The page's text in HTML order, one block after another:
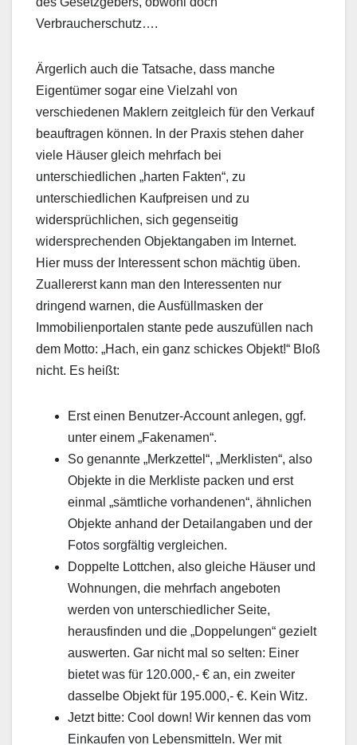
Verbraucherschutz….
Ärgerlich auch die Tatsache, dass manche
Eigentümer sogar eine Vielzahl von
verschiedenen Maklern zeitgleich für den Verkauf
beauftragen können. In der Praxis stehen daher
viele Häuser gleich mehrfach bei
unterschiedlichen „harten Fakten“, zu
unterschiedlichen Kaufpreisen und zu
widersprüchlichen, sich gegenseitig
widersprechenden Objektangaben im Internet.
Hier muss der Interessent schon mächtig üben.
Zuallererst kann man den Interessenten nur
dringend warnen, die Ausfüllmasken der
Immobilienportalen stante pede auszufüllen nach
dem Motto: „Hach, ein ganz schickes Objekt!“ Bloß
nicht. Es heißt:
Erst einen Benutzer-Account anlegen, ggf.
unter einem „Fakenamen“.
So genannte „Merkzettel“, „Merklisten“, also
Objekte in die Merkliste packen und erst
einmal „sämtliche vorhandenen“, ähnlichen
Objekte anhand der Detailangaben und der
Fotos sorgfältig vergleichen.
Doppelte Lottchen, also gleiche Häuser und
Wohnungen, die mehrfach angeboten
werden von unterschiedlicher Seite,
herausfinden und die „Doppelungen“ gezielt
auswerten. Gar nicht mal so selten: Einer
bietet was für 120.000,- € an, ein zweiter
dasselbe Objekt für 195.000,- €. Kein Witz.
Jetzt bitte: Cool down! Wir kennen das vom
Einkaufen von Lebensmitteln. Wer mit